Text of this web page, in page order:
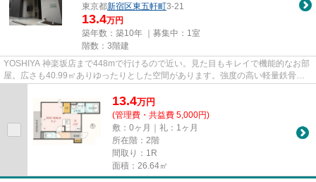
東京都新宿区東五軒町3-21
13.4万円
築年数：築10年 ｜募集中： 1室
階数：3階建
YOSHIYA 神楽坂店まで448mで行けるので近い。見た目もキレイで機能的なお部
屋。広さも40.99㎡ありゆったりとした空間があります。強度の高い軽量鉄骨
13.4万円
(管理費・共益費 5,000円)
敷：0ヶ月｜礼：1ヶ月
所在階：2階
間取り：1R
面積：26.64㎡